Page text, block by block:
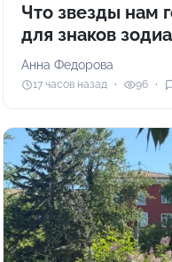
Что звезды нам
для знаков
Анна Федорова
17 часов назад 96